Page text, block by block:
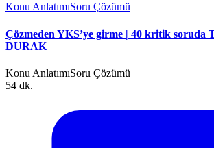
Konu AnlatımıSoru Çözümü
Çözmeden YKS’ye girme | 40 kritik soruda
DURAK
Konu AnlatımıSoru Çözümü
54 dk.